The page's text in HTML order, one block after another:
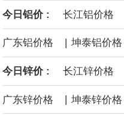
福田汽车公告，
辆；销量51784辆，
10771辆，去年同期
年累计汽车产品产
今日铝价 : 长江铝价格
广东铝价格 | 坤泰铝价格
今日锌价 : 长江锌价格
广东锌价格 | 坤泰锌价格